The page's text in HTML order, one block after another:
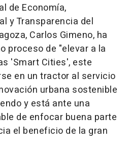
de Economía,
y Transparencia del
Carlos Gimeno, ha
proceso de "elevar a la
'Smart Cities', este
en un tractor al servicio
urbana sostenible
y está ante una
de enfocar buena parte
el beneficio de la gran